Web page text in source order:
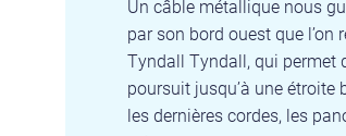
Un câble métallique nous
par son bord ouest que
Tyndall Tyndall, qui permet
poursuit jusqu’à une étroite
les dernières cordes, les